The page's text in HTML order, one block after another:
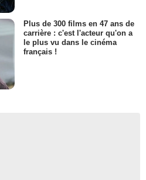
Plus de 300 films en 47 ans de
carrière : c'est l'acteur qu'on a
le plus vu dans le cinéma
français !